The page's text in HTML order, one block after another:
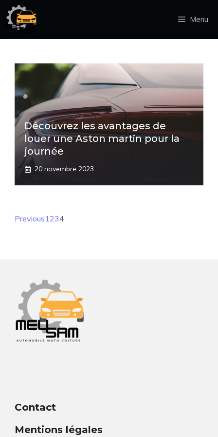
Aller
au
contenu
Menu
Découvrez les avantages de
louer une Aston martin pour la
journée
20 novembre 2023
Previous1234
Contact
Mentions légales